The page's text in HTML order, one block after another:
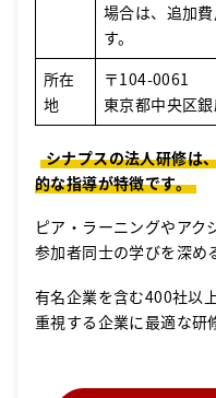
場合は、追加
す。
所在
地
〒104-0061
東京都中央区
シナプスの法人研修は
的な指導が特徴です。
ピア・ラーニングやアク
参加者同士の学びを深め
有名企業を含む400社以
重視する企業に最適な研